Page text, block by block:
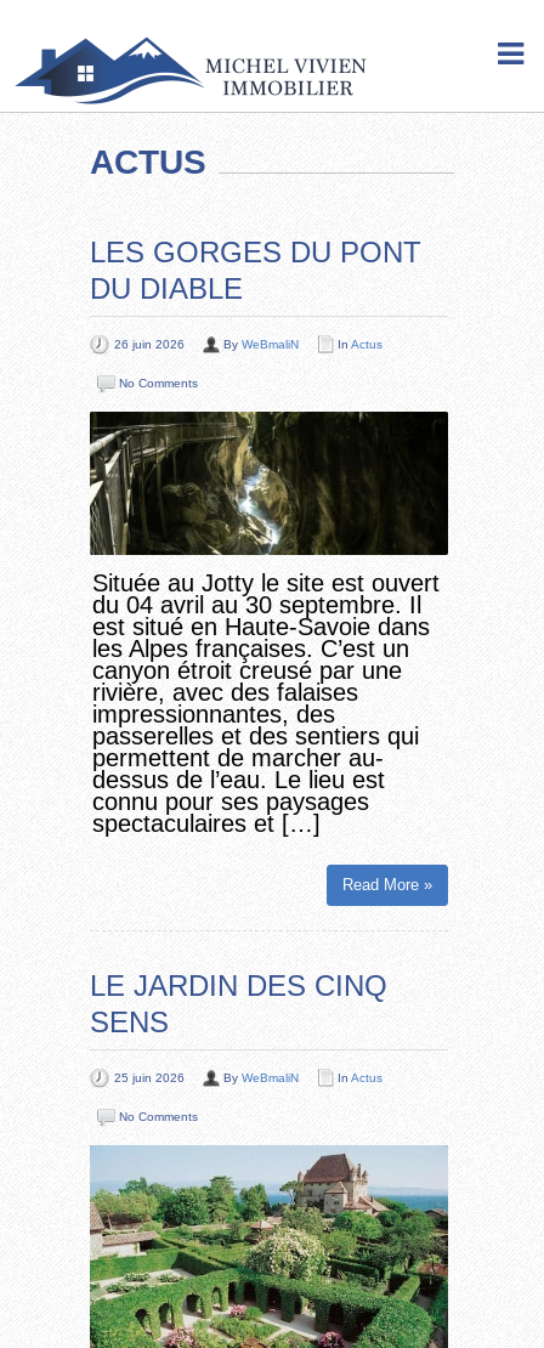
ACTUS
LES GORGES DU PONT
DU DIABLE
26 juin 2026 By WeBmaliN In Actus
No Comments
Située au Jotty le site est ouvert
du 04 avril au 30 septembre. Il
est situé en Haute-Savoie dans
les Alpes françaises. C’est un
canyon étroit creusé par une
rivière, avec des falaises
impressionnantes, des
passerelles et des sentiers qui
permettent de marcher au-
dessus de l’eau. Le lieu est
connu pour ses paysages
spectaculaires et […]
Read More »
LE JARDIN DES CINQ
SENS
25 juin 2026 By WeBmaliN In Actus
No Comments